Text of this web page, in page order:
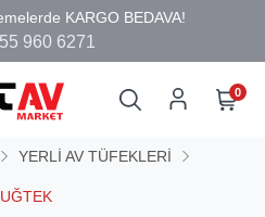
960 6271
0
YERLİ AV TÜFEKLERİ